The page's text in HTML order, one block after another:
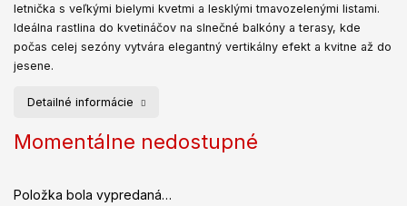
Momentálne nedostupné
Položka bola vypredaná…
letnička s veľkými bielymi kvetmi a lesklými tmavozelenými listami.
Ideálna rastlina do kvetináčov na slnečné balkóny a terasy, kde
počas celej sezóny vytvára elegantný vertikálny efekt a kvitne až do
jesene.
Detailné informácie